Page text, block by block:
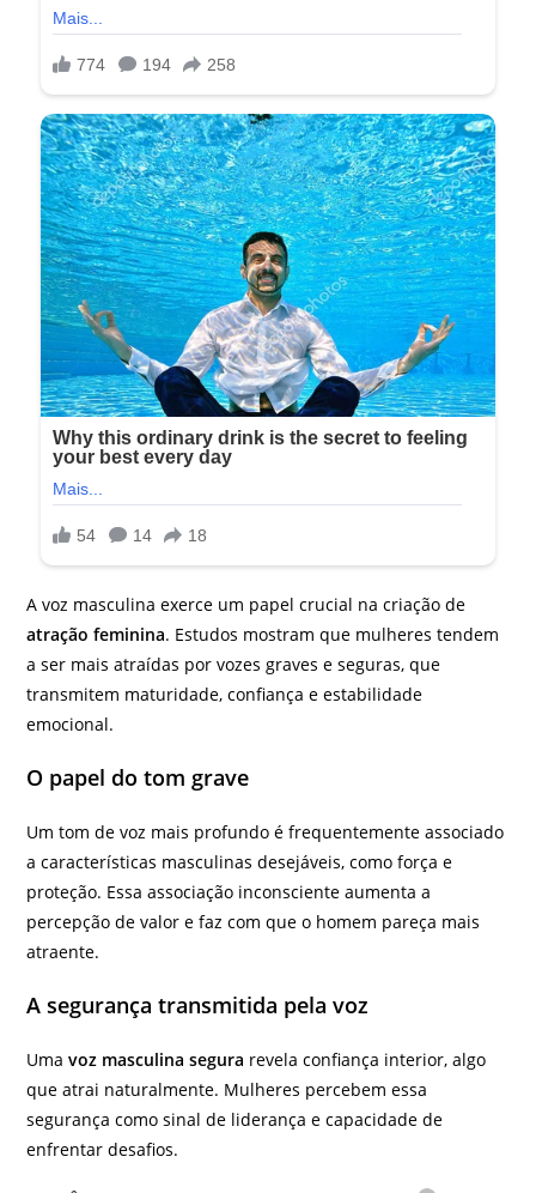
A voz masculina exerce um papel crucial na criação de
atração feminina. Estudos mostram que mulheres tendem
a ser mais atraídas por vozes graves e seguras, que
transmitem maturidade, confiança e estabilidade
emocional.
O papel do tom grave
Um tom de voz mais profundo é frequentemente associado
a características masculinas desejáveis, como força e
proteção. Essa associação inconsciente aumenta a
percepção de valor e faz com que o homem pareça mais
atraente.
A segurança transmitida pela voz
Umavoz masculina segura revela confiança interior, algo
que atrai naturalmente. Mulheres percebem essa
segurança como sinal de liderança e capacidade de
enfrentar desafios.